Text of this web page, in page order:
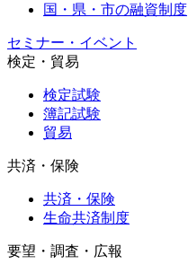
国・県・市の融資制度
セミナー・イベント
検定・貿易
検定試験
簿記試験
貿易
共済・保険
共済・保険
生命共済制度
要望・調査・広報